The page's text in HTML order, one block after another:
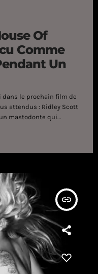
Of
Comme
Un
dans le prochain film de
attendus : Ridley Scott
mastodonte qui
puissantes de l'univers
une brochette d'acteurs
insert_link